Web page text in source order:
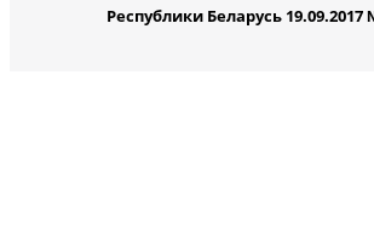
Республики Беларусь 19.09.2017